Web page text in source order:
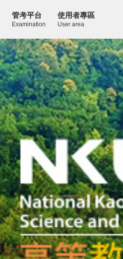
管考平台
Examination
使用者專區
User area